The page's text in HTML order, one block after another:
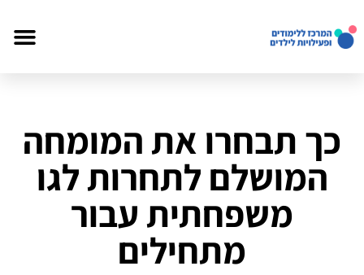
כך תבחרו את המומחה
המושלם לתחרות לגו
משפחתית עבור
מתחילים